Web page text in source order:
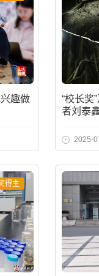
趣做
“校长奖
者刘泰
2025-
得主